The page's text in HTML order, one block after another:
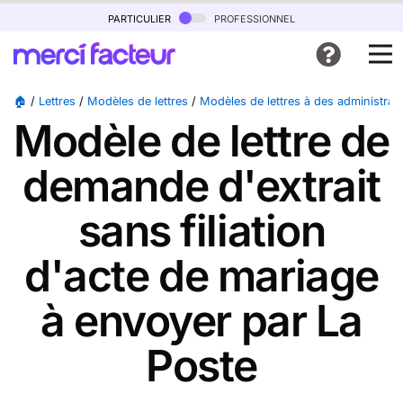
particulier professionnel
🏠 / Lettres / Modèles de lettres / Modèles de lettres à des
Modèle de lettre de
demande d'extrait
sans filiation
d'acte de mariage
à envoyer par La
Poste